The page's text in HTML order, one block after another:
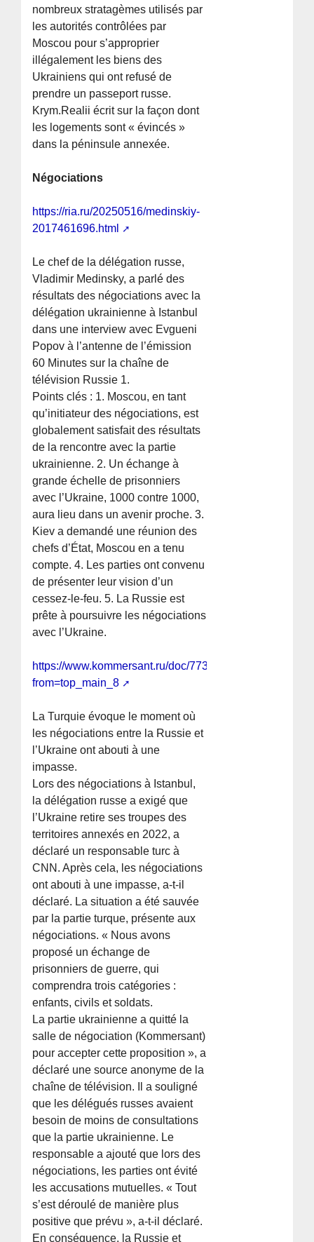
nombreux stratagèmes utilisés par
les autorités contrôlées par
Moscou pour s’approprier
illégalement les biens des
Ukrainiens qui ont refusé de
prendre un passeport russe.
Krym.Realii écrit sur la façon dont
les logements sont « évincés »
dans la péninsule annexée.
Négociations
https://ria.ru/20250516/medinskiy-
2017461696.html
Le chef de la délégation russe,
Vladimir Medinsky, a parlé des
résultats des négociations avec la
délégation ukrainienne à Istanbul
dans une interview avec Evgueni
Popov à l’antenne de l’émission
60 Minutes sur la chaîne de
télévision Russie 1.
Points clés : 1. Moscou, en tant
qu’initiateur des négociations, est
globalement satisfait des résultats
de la rencontre avec la partie
ukrainienne. 2. Un échange à
grande échelle de prisonniers
avec l’Ukraine, 1000 contre 1000,
aura lieu dans un avenir proche. 3.
Kiev a demandé une réunion des
chefs d’État, Moscou en a tenu
compte. 4. Les parties ont convenu
de présenter leur vision d’un
cessez-le-feu. 5. La Russie est
prête à poursuivre les négociations
avec l’Ukraine.
https://www.kommersant.ru/doc/7733747?
from=top_main_8
La Turquie évoque le moment où
les négociations entre la Russie et
l’Ukraine ont abouti à une
impasse.
Lors des négociations à Istanbul,
la délégation russe a exigé que
l’Ukraine retire ses troupes des
territoires annexés en 2022, a
déclaré un responsable turc à
CNN. Après cela, les négociations
ont abouti à une impasse, a-t-il
déclaré. La situation a été sauvée
par la partie turque, présente aux
négociations. « Nous avons
proposé un échange de
prisonniers de guerre, qui
comprendra trois catégories :
enfants, civils et soldats.
La partie ukrainienne a quitté la
salle de négociation (Kommersant)
pour accepter cette proposition », a
déclaré une source anonyme de la
chaîne de télévision. Il a souligné
que les délégués russes avaient
besoin de moins de consultations
que la partie ukrainienne. Le
responsable a ajouté que lors des
négociations, les parties ont évité
les accusations mutuelles. « Tout
s’est déroulé de manière plus
positive que prévu », a-t-il déclaré.
En conséquence, la Russie et